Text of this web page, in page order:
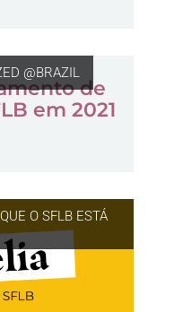
@BRAZIL
de
em 2021
O SFLB ESTÁ